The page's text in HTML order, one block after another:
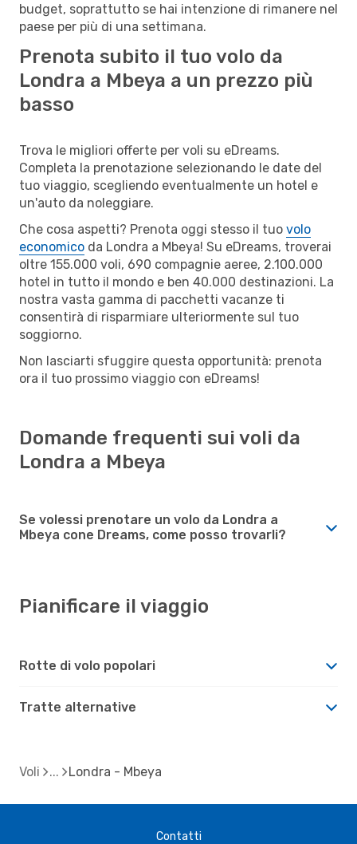
budget, soprattutto se hai intenzione di rimanere nel
paese per più di una settimana.
Prenota subito il tuo volo da
Londra a Mbeya a un prezzo più
basso
Trova le migliori offerte per voli su eDreams.
Completa la prenotazione selezionando le date del
tuo viaggio, scegliendo eventualmente un hotel e
un'auto da noleggiare.
Che cosa aspetti? Prenota oggi stesso il tuo volo
economico da Londra a Mbeya! Su eDreams, troverai
oltre 155.000 voli, 690 compagnie aeree, 2.100.000
hotel in tutto il mondo e ben 40.000 destinazioni. La
nostra vasta gamma di pacchetti vacanze ti
consentirà di risparmiare ulteriormente sul tuo
soggiorno.
Non lasciarti sfuggire questa opportunità: prenota
ora il tuo prossimo viaggio con eDreams!
Domande frequenti sui voli da
Londra a Mbeya
Se volessi prenotare un volo da Londra a
Mbeya cone Dreams, come posso trovarli?
Pianificare il viaggio
Rotte di volo popolari
Tratte alternative
Voli Londra - Mbeya
Contatti